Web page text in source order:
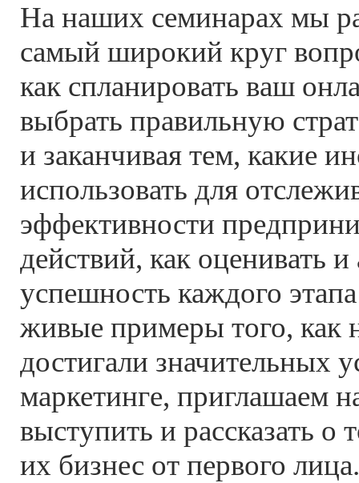
На наших семинарах мы
самый широкий круг
как спланировать ваш
выбрать правильную
и заканчивая тем, какие
использовать для
эффективности
действий, как оценивать и
успешность каждого
живые примеры того, как
достигали значительных
маркетинге, приглашаем
выступить и рассказать о
их бизнес от первого лица.